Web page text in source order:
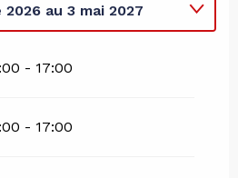
2026 au 3 mai 2027
- 17:00
- 17:00